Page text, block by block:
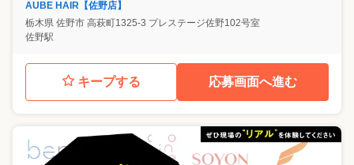
AUBE HAIR【佐野店】
栃木県 佐野市 高萩町1325-3 プレステージ佐野102号室
佐野駅
キープする 応募画面へ進む